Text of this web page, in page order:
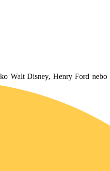
Walt Disney, Henry Ford